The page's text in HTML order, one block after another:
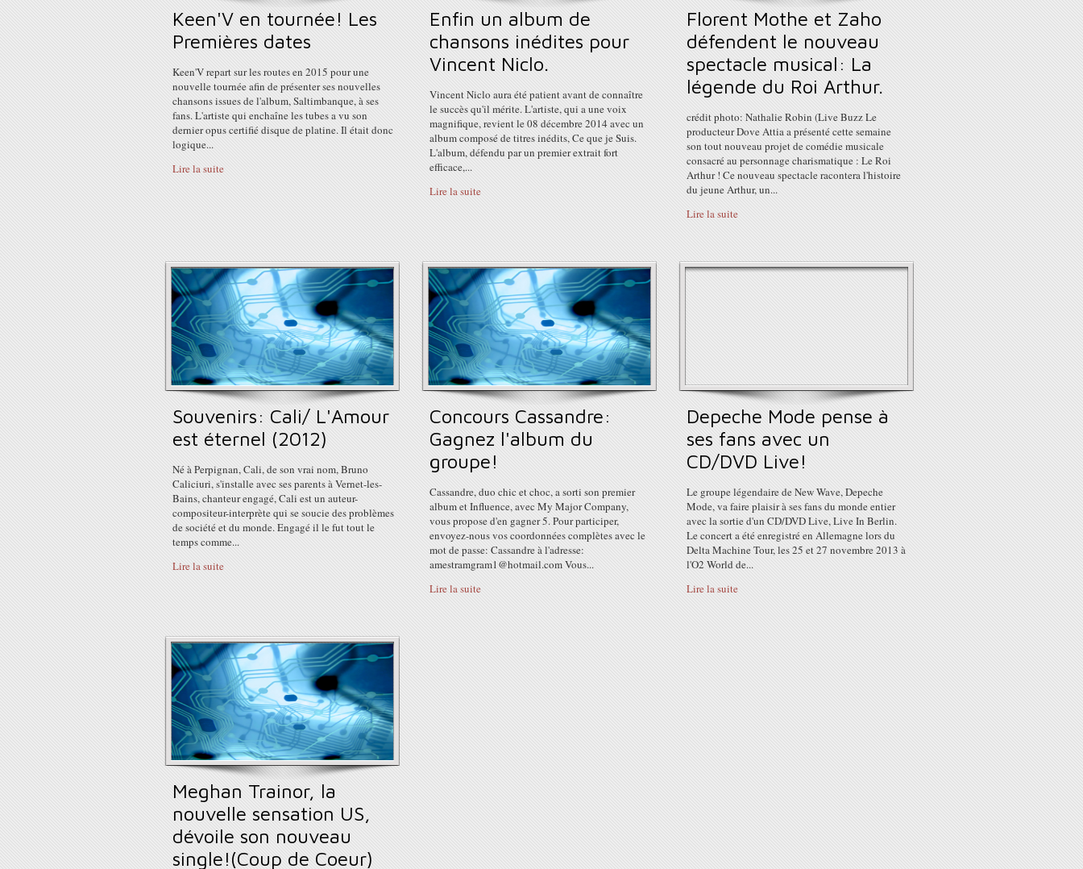
Keen'V en tournée! Les
Premières dates
Keen'V repart sur les routes en 2015 pour une
nouvelle tournée afin de présenter ses nouvelles
chansons issues de l'album, Saltimbanque, à ses
fans. L'artiste qui enchaîne les tubes a vu son
dernier opus certifié disque de platine. Il était donc
logique...
Lire la suite
Enfin un album de
chansons inédites pour
Vincent Niclo.
Vincent Niclo aura été patient avant de connaître
le succès qu'il mérite. L'artiste, qui a une voix
magnifique, revient le 08 décembre 2014 avec un
album composé de titres inédits, Ce que je Suis.
L'album, défendu par un premier extrait fort
efficace,...
Lire la suite
Florent Mothe et Zaho
défendent le nouveau
spectacle musical: La
légende du Roi Arthur.
crédit photo: Nathalie Robin (Live Buzz Le
producteur Dove Attia a présenté cette semaine
son tout nouveau projet de comédie musicale
consacré au personnage charismatique : Le Roi
Arthur ! Ce nouveau spectacle racontera l'histoire
du jeune Arthur, un...
Lire la suite
Souvenirs: Cali/ L'Amour
est éternel (2012)
Né à Perpignan, Cali, de son vrai nom, Bruno
Caliciuri, s'installe avec ses parents à Vernet-les-
Bains, chanteur engagé, Cali est un auteur-
compositeur-interprète qui se soucie des problèmes
de société et du monde. Engagé il le fut tout le
temps comme...
Lire la suite
Concours Cassandre:
Gagnez l'album du
groupe!
Cassandre, duo chic et choc, a sorti son premier
album et Influence, avec My Major Company,
vous propose d'en gagner 5. Pour participer,
envoyez-nous vos coordonnées complètes avec le
mot de passe: Cassandre à l'adresse:
amestramgram1@hotmail.com Vous...
Lire la suite
Depeche Mode pense à
ses fans avec un
CD/DVD Live!
Le groupe légendaire de New Wave, Depeche
Mode, va faire plaisir à ses fans du monde entier
avec la sortie d'un CD/DVD Live, Live In Berlin.
Le concert a été enregistré en Allemagne lors du
Delta Machine Tour, les 25 et 27 novembre 2013 à
l'O2 World de...
Lire la suite
Meghan Trainor, la
nouvelle sensation US,
dévoile son nouveau
single!(Coup de Coeur)